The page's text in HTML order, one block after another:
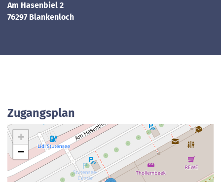
Am Hasenbiel 2
76297 Blankenloch
Zugangsplan
+
−